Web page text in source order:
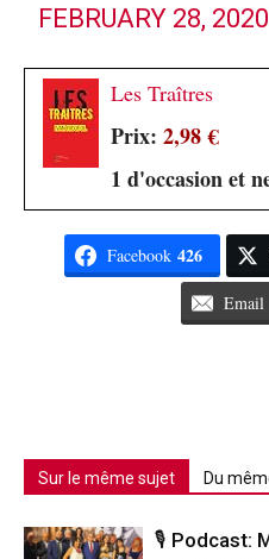
FEBRUARY 28, 2020
Les Traîtres
Prix: 2,98 €
1 d'occasion et
Facebook 426
Email
Sur le même sujet Du
🎙️ Podcast: